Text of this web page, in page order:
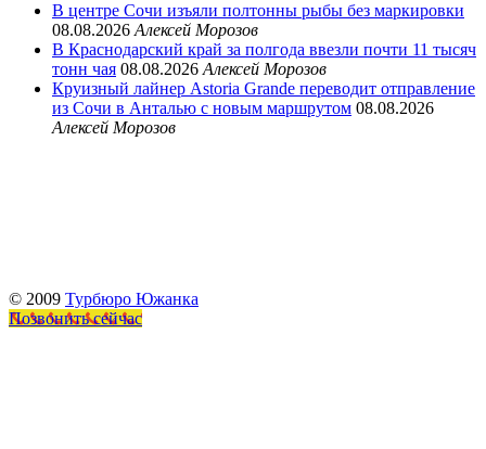
В центре Сочи изъяли полтонны рыбы без маркировки
08.08.2026 Алексей Морозов
В Краснодарский край за полгода ввезли почти 11 тысяч
тонн чая 08.08.2026 Алексей Морозов
Круизный лайнер Astoria Grande переводит отправление
из Сочи в Анталью с новым маршрутом 08.08.2026
Алексей Морозов
© 2009 Турбюро Южанка
Позвонить сейчас